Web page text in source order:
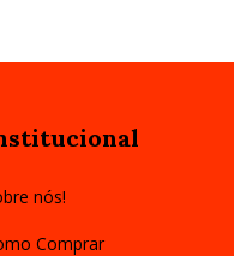
nós!
Comprar